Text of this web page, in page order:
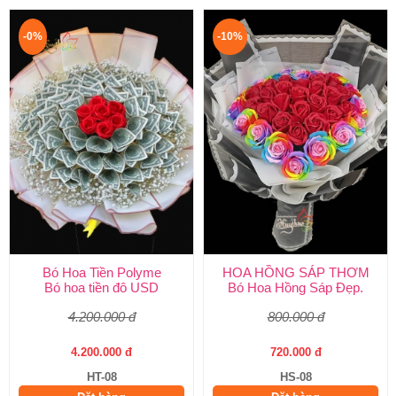
-0%
Bó Hoa Tiền Polyme
Bó hoa tiền đô USD
4.200.000 đ
4.200.000 đ
HT-08
-10%
HOA HỒNG SÁP THƠM
Bó Hoa Hồng Sáp Đẹp.
800.000 đ
720.000 đ
HS-08